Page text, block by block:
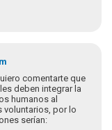
comentarte que
deben integrar la
humanos al
voluntarios, por lo
serían: